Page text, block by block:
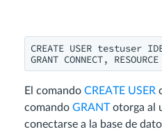
CREATE USER testuser
GRANT CONNECT,
El comando CREATE USER
comando GRANTotorga al
conectarse a la base de